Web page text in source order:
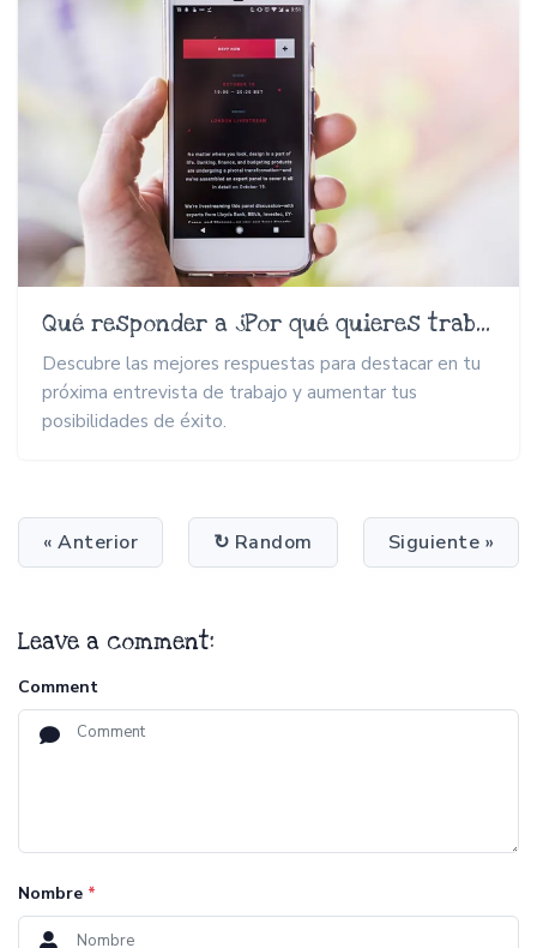
Qué responder a ¿Por qué quieres trabajar con nosotros?
Descubre las mejores respuestas para destacar en tu
próxima entrevista de trabajo y aumentar tus
posibilidades de éxito.
« Anterior ↻ Random Siguiente »
Leave a comment:
Comment
Nombre *